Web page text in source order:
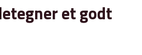
et godt